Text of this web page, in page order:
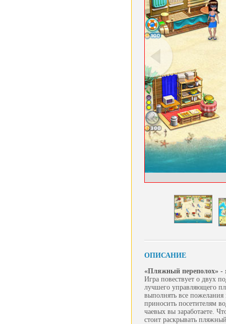
ОПИСАНИЕ
«Пляжный переполох» -
Игра повествует о двух
лучшего управляющего
выполнять все пожелания
приносить посетителям
чаевых вы заработаете.
стоит раскрывать